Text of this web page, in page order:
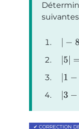
− 8∣
∣5∣
∣1 −
∣3 −